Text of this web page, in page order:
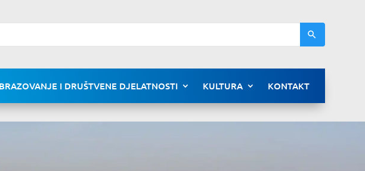
I DRUŠTVENE DJELATNOSTI KULTURA KONTAKT